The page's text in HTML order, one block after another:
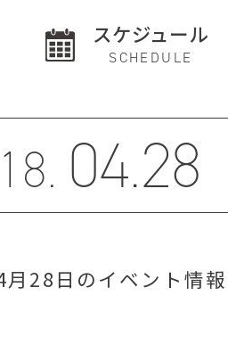
スケジュール
SCHEDULE
04.28
28日のイベント情報